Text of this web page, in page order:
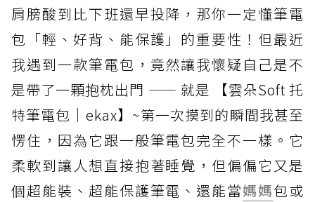
肩膀酸到比下班還早投降，那你一定懂筆電
包「輕、好背、能保護」的重要性！但最近
我遇到一款筆電包，竟然讓我懷疑自己是不
是帶了一顆抱枕出門 —— 就是 【雲朵Soft 托
特筆電包｜ekax】~第一次摸到的瞬間我甚至
愣住，因為它跟一般筆電包完全不一樣。它
柔軟到讓人想直接抱著睡覺，但偏偏它又是
個超能裝、超能保護筆電、還能當媽媽包或